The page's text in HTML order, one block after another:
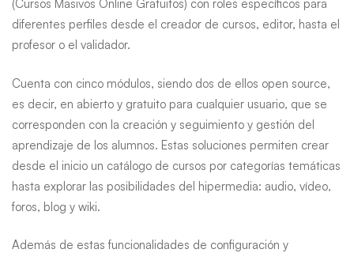
(Cursos Masivos Online Gratuitos) con roles específicos para
diferentes perfiles desde el creador de cursos, editor, hasta el
profesor o el validador.
Cuenta con cinco módulos, siendo dos de ellos open source,
es decir, en abierto y gratuito para cualquier usuario, que se
corresponden con la creación y seguimiento y gestión del
aprendizaje de los alumnos. Estas soluciones permiten crear
desde el inicio un catálogo de cursos por categorías temáticas
hasta explorar las posibilidades del hipermedia: audio, vídeo,
foros, blog y wiki.
Además de estas funcionalidades de configuración y